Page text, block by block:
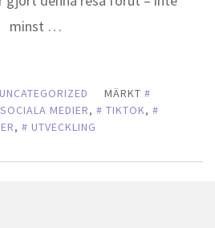
minst …
UNCATEGORIZED
MÄRKT
SOCIALA MEDIER, TIKTOK,
, UTVECKLING